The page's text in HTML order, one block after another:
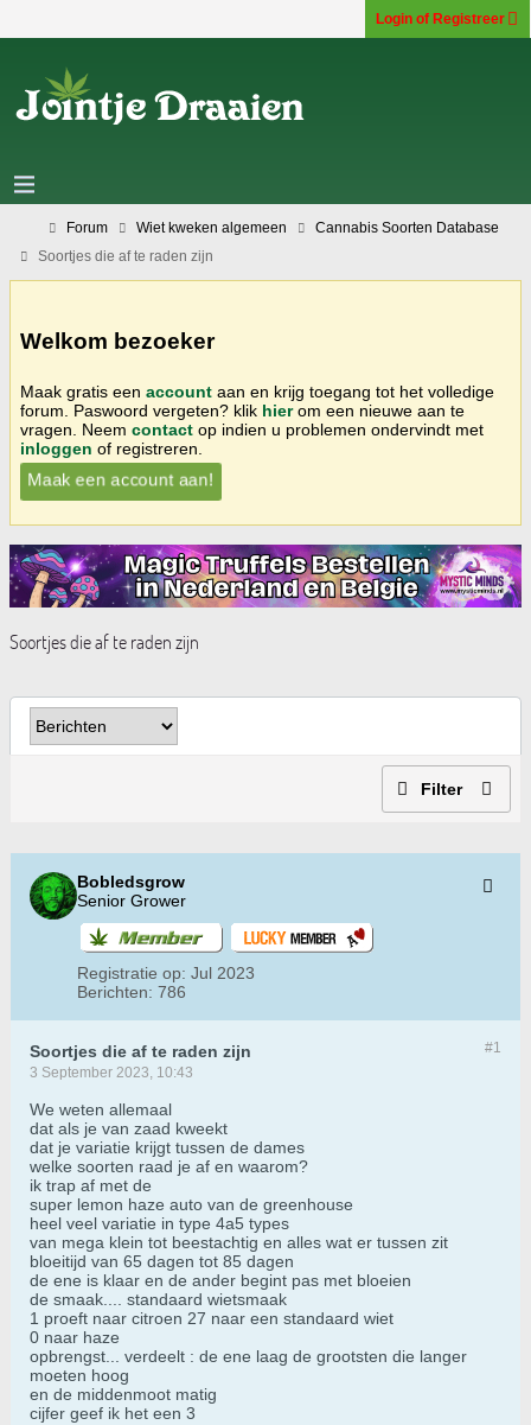
Login of Registreer
Forum Wiet kweken algemeen
Cannabis Soorten Database
Soortjes die af te raden zijn
Welkom bezoeker
Maak gratis een account aan en krijg toegang tot het volledige
forum. Paswoord vergeten? klik hierom een nieuwe aan te
vragen. Neem contact op indien u problemen ondervindt met
inloggen of registreren.
Maak een account aan!
Soortjes die af te raden zijn
Filter
Bobledsgrow
Senior Grower
Registratie op: Jul 2023
Berichten: 786
#1
Soortjes die af te raden zijn
3 September 2023, 10:43
We weten allemaal
dat als je van zaad kweekt
dat je variatie krijgt tussen de dames
welke soorten raad je af en waarom?
ik trap af met de
super lemon haze auto van de greenhouse
heel veel variatie in type 4a5 types
van mega klein tot beestachtig en alles wat er tussen zit
bloeitijd van 65 dagen tot 85 dagen
de ene is klaar en de ander begint pas met bloeien
de smaak.... standaard wietsmaak
1 proeft naar citroen 27 naar een standaard wiet
0 naar haze
opbrengst... verdeelt : de ene laag de grootsten die langer
moeten hoog
en de middenmoot matig
cijfer geef ik het een 3